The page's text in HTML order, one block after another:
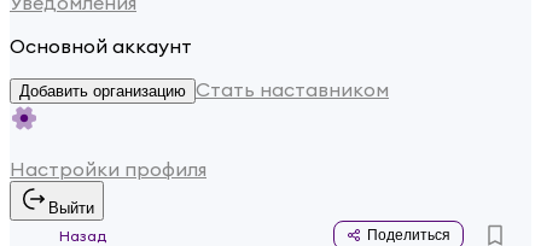
Основной аккаунт
Добавить организацию Стать наставником
Настройки профиля
Выйти
Назад
Поделиться